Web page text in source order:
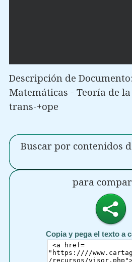
Descripción de
Matemáticas - Teoría de
trans-+ope
Buscar por contenidos
para
Copia y pega el texto a